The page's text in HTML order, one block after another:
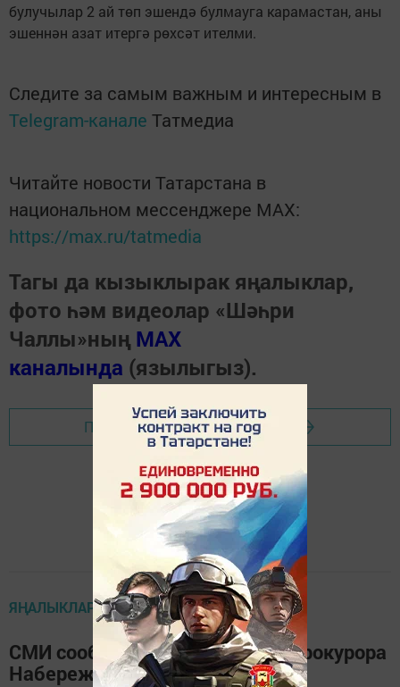
булучылар 2 ай төп эшендә булмауга карамастан, аны
эшеннән азат итергә рөхсәт ителми.
Следите за самым важным и интересным в
Telegram-канале Татмедиа
Читайте новости Татарстана в
национальном мессенджере MАХ:
https://max.ru/tatmedia
Тагы да кызыклырак яңалыклар,
фото һәм видеолар «Шәһри
Чаллы»ның MAX
каналында (язылыгыз).
Перейти на страницу новости
ЯҢАЛЫКЛАР ТАСМАСЫ
СМИ сообщили об увольнении прокурора
Набережных Челнов